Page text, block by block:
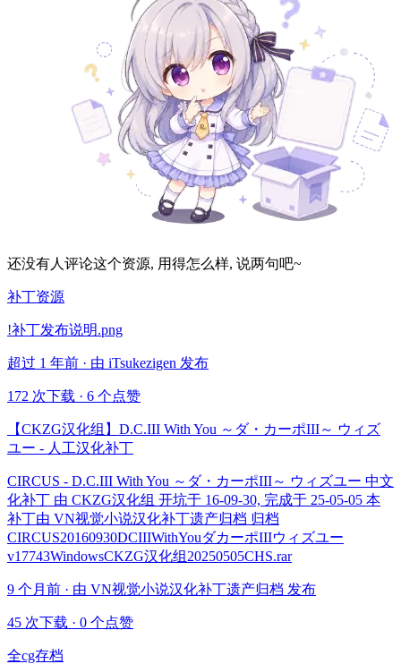
还没有人评论这个资源, 用得怎么样, 说两句吧~
补丁资源
!补丁发布说明.png
超过 1 年前 · 由 iTsukezigen 发布
172 次下载 · 6 个点赞
【CKZG汉化组】D.C.III With You ～ダ・カーポIII～ ウィズ
ユー - 人工汉化补丁
CIRCUS - D.C.III With You ～ダ・カーポIII～ ウィズユー 中文
化补丁 由 CKZG汉化组 开坑于 16-09-30, 完成于 25-05-05 本
补丁由 VN视觉小说汉化补丁遗产归档 归档
CIRCUS20160930DCIIIWithYouダカーポIIIウィズユー
v17743WindowsCKZG汉化组20250505CHS.rar
9 个月前 · 由 VN视觉小说汉化补丁遗产归档 发布
45 次下载 · 0 个点赞
全cg存档